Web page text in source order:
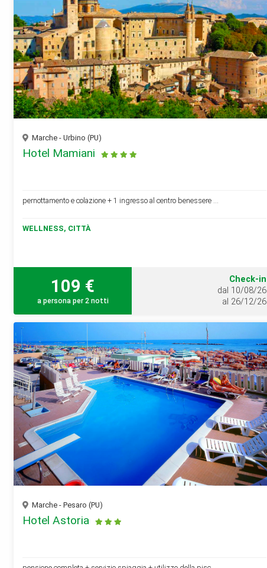
Marche - Urbino (PU)
Hotel Mamiani
pernottamento e colazione + 1 ingresso al centro benessere ...
WELLNESS, CITTÀ
109 €
a persona per 2 notti
Check-in
dal 10/08/26
al 26/12/26
Marche - Pesaro (PU)
Hotel Astoria